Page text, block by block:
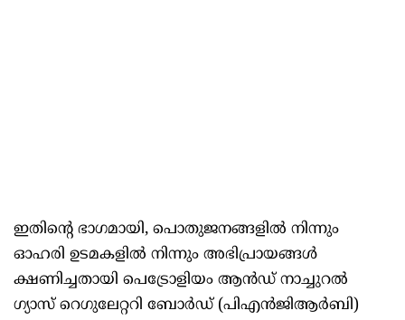
ഇതിന്റെ ഭാഗമായി, പൊതുജനങ്ങളിൽ നിന്നും
ഓഹരി ഉടമകളിൽ നിന്നും അഭിപ്രായങ്ങൾ
ക്ഷണിച്ചതായി പെട്രോളിയം ആൻഡ് നാച്ചുറൽ
ഗ്യാസ് റെഗുലേറ്ററി ബോർഡ് (പിഎൻജിആർബി)